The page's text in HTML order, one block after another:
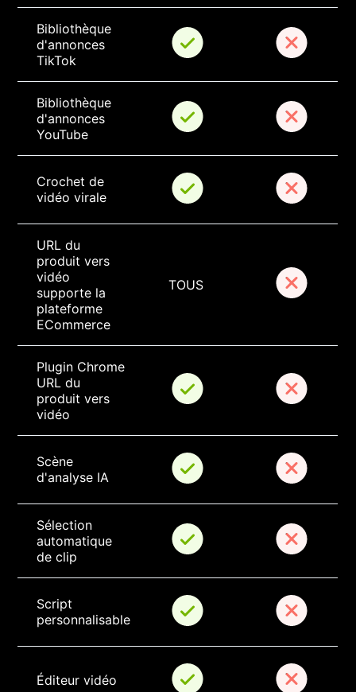
Bibliothèque
d'annonces
TikTok
Bibliothèque
d'annonces
YouTube
Crochet de
vidéo virale
URL du
produit vers
vidéo
supporte la
plateforme
ECommerce
TOUS
Plugin Chrome
URL du
produit vers
vidéo
Scène
d'analyse IA
Sélection
automatique
de clip
Script
personnalisable
Éditeur vidéo